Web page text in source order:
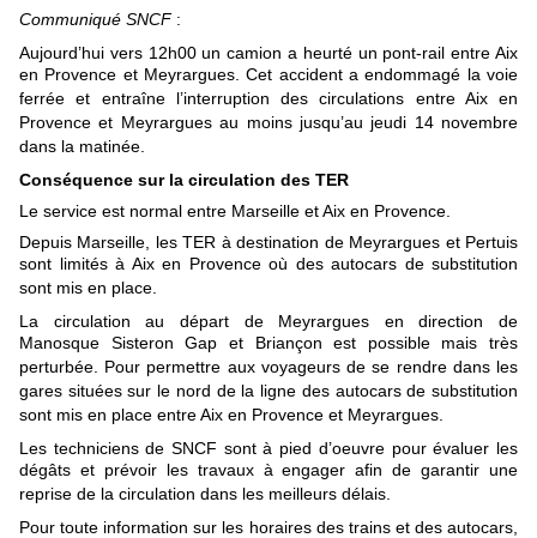
Communiqué SNCF :
Aujourd’hui vers 12h00 un camion a heurté un pont-rail entre Aix
en Provence et Meyrargues. Cet accident a endommagé la voie
ferrée et entraîne l’interruption des circulations entre Aix en
Provence et Meyrargues au moins jusqu’au jeudi 14 novembre
dans la matinée.
Conséquence sur la circulation des TER
Le service est normal entre Marseille et Aix en Provence.
Depuis Marseille, les TER à destination de Meyrargues et Pertuis
sont limités à Aix en Provence où des autocars de substitution
sont mis en place.
La circulation au départ de Meyrargues en direction de
Manosque Sisteron Gap et Briançonest possible mais très
perturbée. Pour permettre aux voyageurs de se rendre dans les
gares situées sur le nord de la ligne des autocars de substitution
sont mis en place entre Aix en Provence et Meyrargues.
Les techniciens de SNCF sont à pied d’oeuvre pour évaluer les
dégâts et prévoir les travaux à engager afin de garantir une
reprise de la circulation dans les meilleurs délais.
Pour toute information sur les horaires des trains et des autocars,